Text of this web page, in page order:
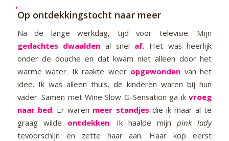
Op ontdekkingstocht naar meer
Na de lange werkdag, tijd voor televisie. Mijn
gedachtes dwaalden al snel af. Het was heerlijk
onder de douche en dat kwam niet alleen door het
warme water. Ik raakte weer opgewonden van het
idee. Ik was alleen thuis, de kinderen waren bij hun
vader. Samen met Wine Slow G-Sensation ga ikvroeg
naar bed. Er waren meer standjes die ik maar al te
graag wilde ontdekken. Ik haalde mijnpink lady
tevoorschijn en zette haar aan. Haar kop eerst